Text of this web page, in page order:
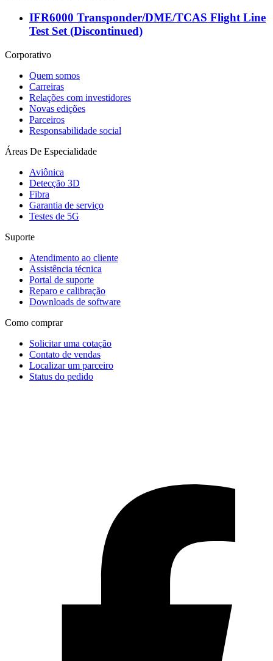
IFR6000 Transponder/DME/TCAS Flight Line
Test Set (Discontinued)
Corporativo
Quem somos
Carreiras
Relações com investidores
Novas edições
Parceiros
Responsabilidade social
Áreas De Especialidade
Aviônica
Detecção 3D
Fibra
Garantia de serviço
Testes de 5G
Suporte
Atendimento ao cliente
Assistência técnica
Portal de suporte
Reparo e calibração
Downloads de software
Como comprar
Solicitar uma cotação
Contato de vendas
Localizar um parceiro
Status do pedido